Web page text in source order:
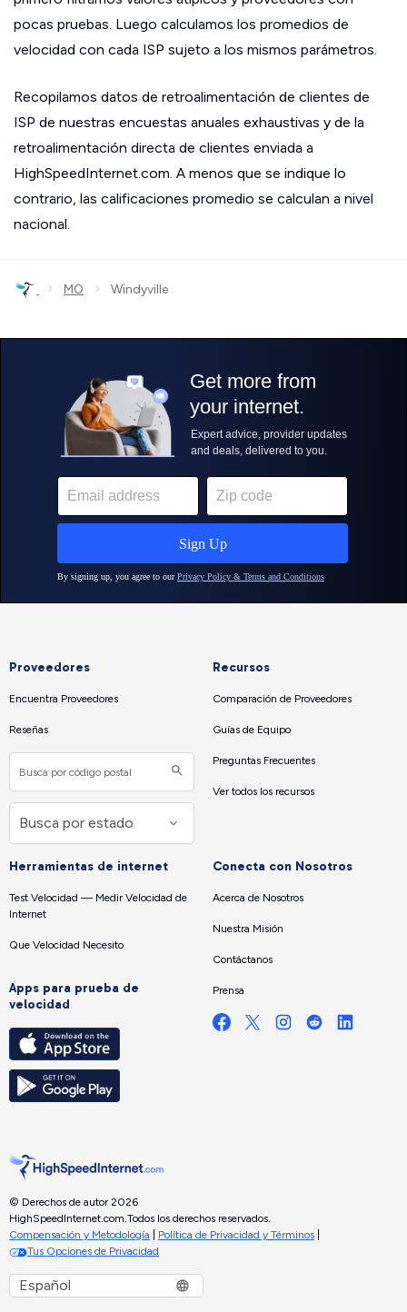
pocas pruebas. Luego calculamos los promedios de
velocidad con cada ISP sujeto a los mismos parámetros.
Recopilamos datos de retroalimentación de clientes de
ISP de nuestras encuestas anuales exhaustivas y de la
retroalimentación directa de clientes enviada a
HighSpeedInternet.com. A menos que se indique lo
contrario, las calificaciones promedio se calculan a nivel
nacional.
› MO › Windyville
Proveedores
Encuentra Proveedores
Reseñas
Recursos
Comparación de Proveedores
Guías de Equipo
Preguntas Frecuentes
Ver todos los recursos
Herramientas de internet
Test Velocidad — Medir Velocidad de
Internet
Que Velocidad Necesito
Apps para prueba de
velocidad
Conecta con Nosotros
Acerca de Nosotros
Nuestra Misión
Contáctanos
Prensa
© Derechos de autor 2026
HighSpeedInternet.com. Todos los derechos reservados.
Compensación y Metodología
Política de Privacidad y Términos
Tus Opciones de Privacidad